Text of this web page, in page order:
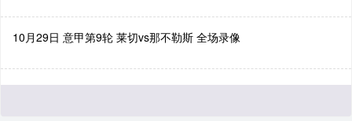
10月29日 意甲第9轮 莱切vs那不勒斯 全场录像